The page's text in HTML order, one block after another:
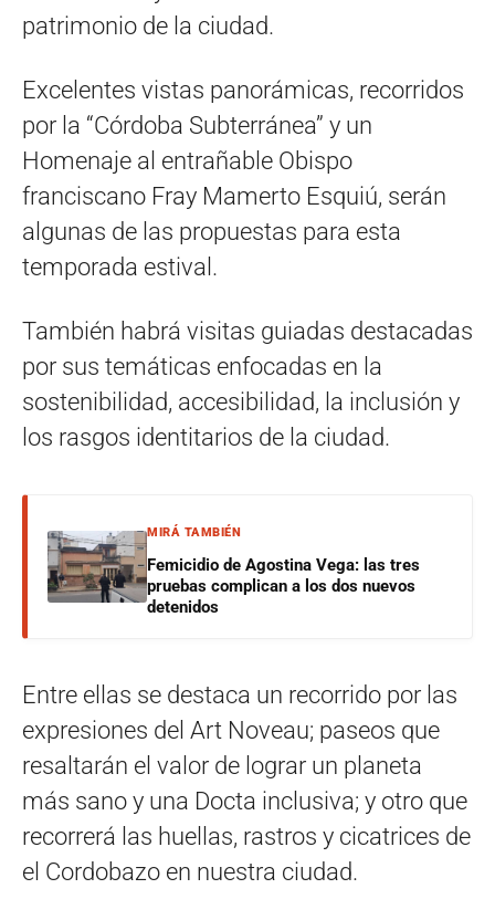
patrimonio de la ciudad.
Excelentes vistas panorámicas, recorridos
por la “Córdoba Subterránea” y un
Homenaje al entrañable Obispo
franciscano Fray Mamerto Esquiú, serán
algunas de las propuestas para esta
temporada estival.
También habrá visitas guiadas destacadas
por sus temáticas enfocadas en la
sostenibilidad, accesibilidad, la inclusión y
los rasgos identitarios de la ciudad.
MIRÁ TAMBIÉN
Femicidio de Agostina Vega: las tres
pruebas complican a los dos nuevos
detenidos
Entre ellas se destaca un recorrido por las
expresiones del Art Noveau; paseos que
resaltarán el valor de lograr un planeta
más sano y una Docta inclusiva; y otro que
recorrerá las huellas, rastros y cicatrices de
el Cordobazo en nuestra ciudad.